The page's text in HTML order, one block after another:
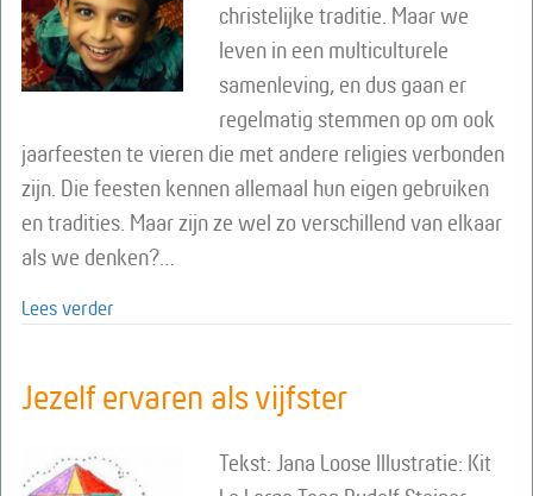
christelijke traditie. Maar we
leven in een multiculturele
samenleving, en dus gaan er
regelmatig stemmen op om ook
jaarfeesten te vieren die met andere religies verbonden
zijn. Die feesten kennen allemaal hun eigen gebruiken
en tradities. Maar zijn ze wel zo verschillend van elkaar
als we denken?…
Lees verder
Jezelf ervaren als vijfster
Tekst: Jana Loose Illustratie: Kit